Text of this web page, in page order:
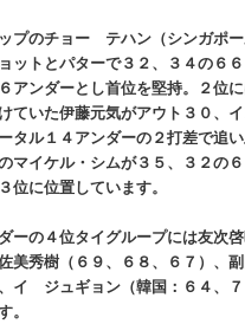
プのチョー テハン（シンガポ
ットとパターで３２、３４の６
アンダーとし首位を堅持。２位
ていた伊藤元気がアウト３０、
タル１４アンダーの２打差で追い
マイケル・シムが３５、３２の
位に位置しています。
ーの４位タイグループには友次啓
美秀樹（６９、６８、６７）、
イ ジュギョン（韓国：６４、
。